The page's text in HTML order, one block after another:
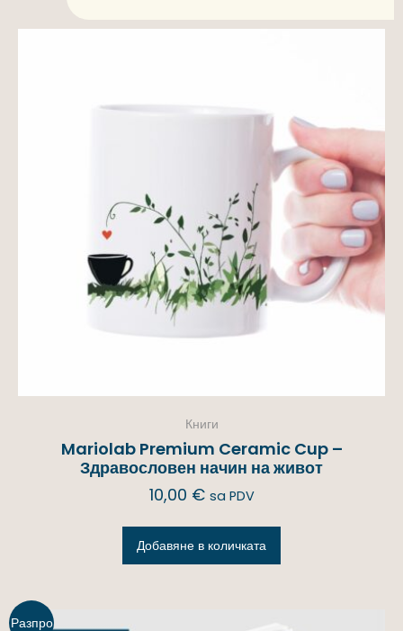
Книги
Mariolab Premium Ceramic Cup –
Здравословен начин на живот
10,00 € sa PDV
Добавяне в количката
Разпро